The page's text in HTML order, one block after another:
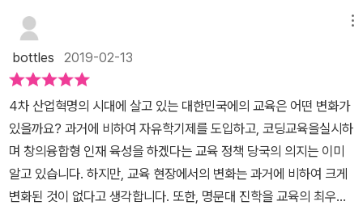
민주시민으로 가져야할 역량으로 사고력, 행동력, 대인관계, 국제적,
지역적 인식을 들었고 이를 바탕으로 실질적인 사회참여를 통한 문제
해결을 이뤄낸다. 그리고 기존 교과인 stem(과학, 기술, 엔지니어링,
수학), 인문학, 예술은 그 과정에서 개인의 필요에 따라 학습하게 된
다.효과적인 사고력은 다음과 같은 하위 역량을 갖는다.- 정량적 사고
와 패턴 인식, 이해적 소통, 비판적 사고, 문제해결력, 과학적 사고, 상
황 인식, 역사적 관점, 창의적 사고, 디자인 사고, 통합적 사고, 시스템
사고, 금융적 사고, 탐구, 토론, 판단력, 전이, 미학, 심리적 습관, 성장
마인드, 초점, 스트레스 조절, 집중력, 사색과 명상, 자신의 열정, 강
사 역할과 교사가 걸어가야 할 새로운 방향을 제시한다 12장과 마지
막 장에서는 변화가 언제 일어날 것이며, 변화가 일어났을 때 우리가
얻을 혜택은 무엇인지 논의한다
가가 이야기한 모든 부분에서 참 사이다 같은 시원함을 느꼈던것 같
다.아직은 힘들 수 있는 부분도 없지 않아 있지만, 이렇게 변화를 위해
노력하는 사람이 존재하는한 어김없이 변화는 찾아올거라고 생각이
들었다.
다른 실질적이고 더 좋은 대안이 있다는 것을 확신시켜주는데 있다고
교육의 패러다임을 보여준다. 교실에서 수행하는 프로젝트는 대부
분 실질적인 이라는 말이 붙드라도 교실 밖 실제 사회에는 아무 영향
을 미치지 않는 활동이다.교실 프로젝트는 대개 교사가 내용을 정하
고 학습목표 달성이나 학습 기준 충족을 주요 목표로 삼는다.이런 프
로젝트는 아이들의 적극적인 참여를 유도할 수는 있지만 학교 밖의
실제 사회에는 아무런 영향도 미치지 못한다.모든 인간은 삶 속에서
늘 무엇인가를 배운다. 그러나 모두가 무엇인가를 실현하는 것은 아
bottles 2019-02-13
4차 산업혁명의 시대에 살고 있는 대한민국에의 교육은 어떤 변화가
있을까요? 과거에 비하여 자유학기제를 도입하고, 코딩교육을실시하
며 창의융합형 인재 육성을 하겠다는 교육 정책 당국의 의지는 이미
알고 있습니다. 하지만, 교육 현장에서의 변화는 과거에 비하여 크게
변화된 것이 없다고 생각합니다. 또한, 명문대 진학을 교육의 최우선